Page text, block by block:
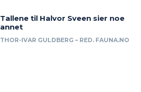
Tallene til Halvor Sveen sier noe
annet
THOR-IVAR GULDBERG – RED. FAUNA.NO